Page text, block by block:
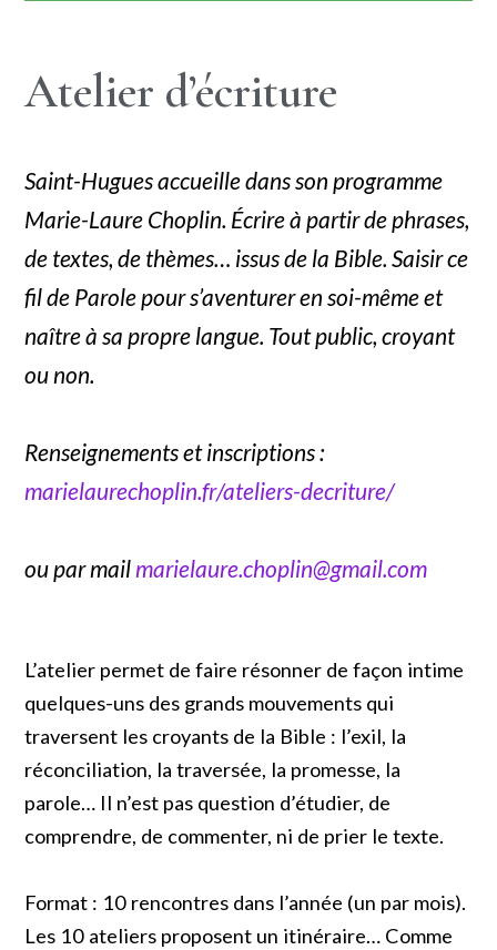
Atelier d’écriture
Saint-Hugues accueille dans son programme
Marie-Laure Choplin. Écrire à partir de phrases,
de textes, de thèmes… issus de la Bible. Saisir ce
fil de Parole pour s’aventurer en soi-même et
naître à sa propre langue. Tout public, croyant
ou non.
Renseignements et inscriptions :
marielaurechoplin.fr/ateliers-decriture/
ou par mail marielaure.choplin@gmail.com
L’atelier permet de faire résonner de façon intime
quelques-uns des grands mouvements qui
traversent les croyants de la Bible : l’exil, la
réconciliation, la traversée, la promesse, la
parole… Il n’est pas question d’étudier, de
comprendre, de commenter, ni de prier le texte.
Format : 10 rencontres dans l’année (un par mois).
Les 10 ateliers proposent un itinéraire… Comme